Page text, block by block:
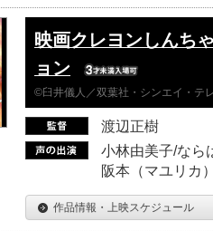
映画クレヨンしんち
ョン
©臼井儀人／双葉社・シンエイ・テ
渡辺正樹
小林由美子/なら
阪本（マユリカ
作品情報・上映スケジュール